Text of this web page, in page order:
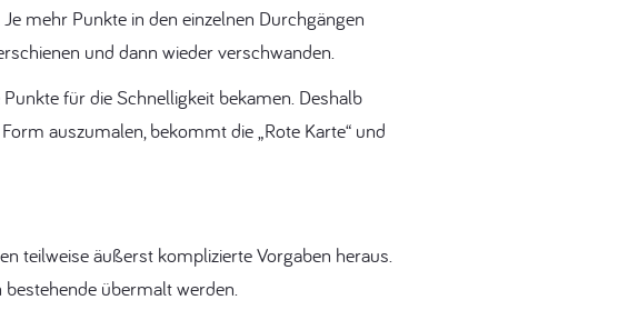
mehr Punkte in den einzelnen Durchgängen
und dann wieder verschwanden.
für die Schnelligkeit bekamen. Deshalb
auszumalen, bekommt die „Rote Karte“ und
teilweise äußerst komplizierte Vorgaben heraus.
übermalt werden.